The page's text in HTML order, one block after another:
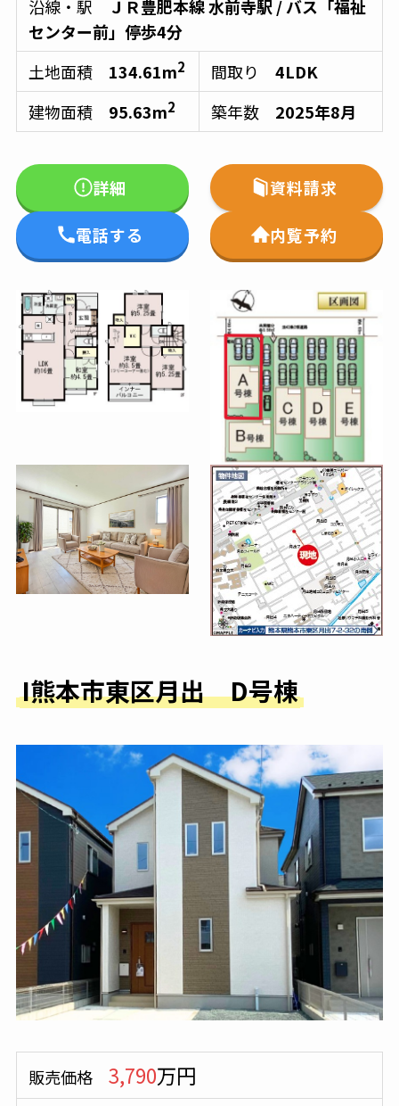
沿線・駅 ＪＲ豊肥本線水前寺駅 / バス 「福祉
センター前」停歩4分
土地面積 134.61m2 間取り4LDK
建物面積 95.63m2 築年数 2025年8月
詳細 資料請求
電話する 内覧予約
I熊本市東区月出 D号棟
販売価格 3,790万円